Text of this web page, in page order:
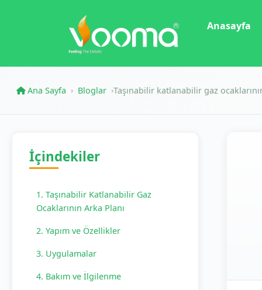
Anasayfa
Ana Sayfa › Bloglar ›Taşınabilir katlanabilir gaz
İçindekiler
1. Taşınabilir Katlanabilir Gaz
Ocaklarının Arka Planı
2. Yapım ve Özellikler
3. Uygulamalar
4. Bakım ve İlgilenme